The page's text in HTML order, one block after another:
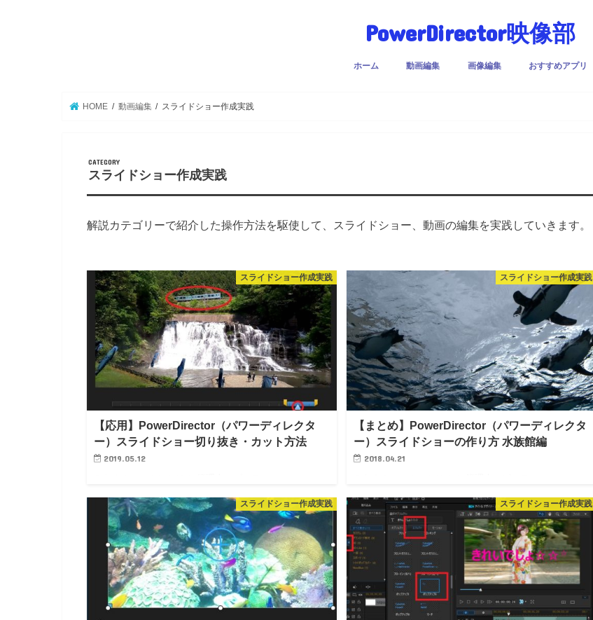
PowerDirector映像部
ホーム 動画編集 画像編集 おすすめアプリ
HOME 動画編集 スライドショー作成実践
スライドショー作成実践
解説カテゴリーで紹介した操作方法を駆使して、スライドショー、動画の編集を実践していきます。
スライドショー作成実践
【応用】PowerDirector（パワーディレクタ
ー）スライドショー切り抜き・カット方法
2019.05.12
門の滝」へ行ってきました。 綺麗な観光スポットなの
に、人も少なく癒されてきました。一番の見どころは、
滝の上を走…
スライドショー作成実践
【まとめ】PowerDirector（パワーディレクタ
ー）スライドショーの作り方 水族館編
2018.04.21
館」に行ってきましたよ～！ とても幻想的な空間で癒さ
れてきました。何度でも行きたくなりますね☆
PowerDi…
スライドショー作成実践 スライドショー作成実践